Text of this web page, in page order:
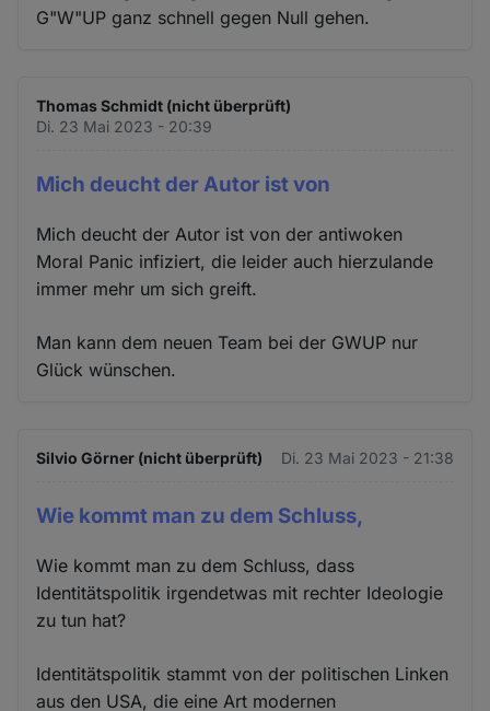
G"W"UP ganz schnell gegen Null gehen.
Thomas Schmidt (nicht überprüft)
Di. 23 Mai 2023 - 20:39
Mich deucht der Autor ist von
Mich deucht der Autor ist von der antiwoken
Moral Panic infiziert, die leider auch hierzulande
immer mehr um sich greift.
Man kann dem neuen Team bei der GWUP nur
Glück wünschen.
Silvio Görner (nicht überprüft) Di. 23 Mai 2023 - 21:38
Wie kommt man zu dem Schluss,
Wie kommt man zu dem Schluss, dass
Identitätspolitik irgendetwas mit rechter Ideologie
zu tun hat?
Identitätspolitik stammt von der politischen Linken
aus den USA, die eine Art modernen